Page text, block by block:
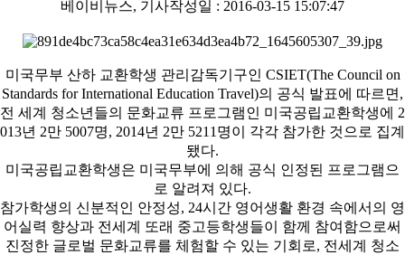
베이비뉴스, 기사작성일 : 2016-03-15 15:07:47
미국무부 산하 교환학생 관리감독기구인 CSIET(The Council on
Standards for International Education Travel)의 공식 발표에 따르면,
전 세계 청소년들의 문화교류 프로그램인 미국공립교환학생에 2
013년 2만 5007명, 2014년 2만 5211명이 각각 참가한 것으로 집계
됐다.
미국공립교환학생은 미국무부에 의해 공식 인정된 프로그램으
로 알려져 있다.
참가학생의 신분적인 안정성, 24시간 영어생활 환경 속에서의 영
어실력 향상과 전세계 또래 중고등학생들이 함께 참여함으로써
진정한 글로벌 문화교류를 체험할 수 있는 기회로, 전세계 청소